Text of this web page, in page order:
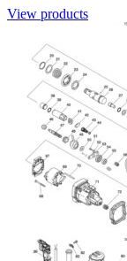
View products